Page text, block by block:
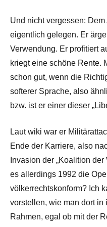
Und nicht vergessen:
eigentlich gelegen. Er
Verwendung. Er profitiert
kriegt eine schöne Rente.
schon gut, wenn die
softerer Sprache, also
bzw. ist er einer dieser
Laut wiki war er
Ende der Karriere, also
Invasion der „Koalition
es allerdings 1992 die
völkerrechtskonform? Ich
vorstellen, wie man dort in
Rahmen, egal ob mit der